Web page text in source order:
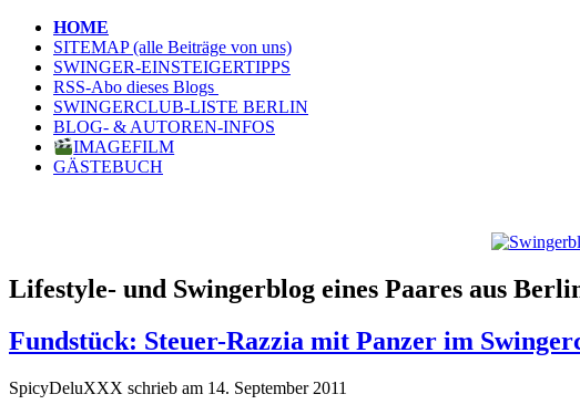
HOME
SITEMAP (alle Beiträge von uns)
SWINGER-EINSTEIGERTIPPS
RSS-Abo dieses Blogs
SWINGERCLUB-LISTE BERLIN
BLOG- & AUTOREN-INFOS
IMAGEFILM
GÄSTEBUCH
Lifestyle- und Swingerblog eines Paares aus
Fundstück: Steuer-Razzia mit Panzer im
SpicyDeluXXX schrieb am 14. September 2011